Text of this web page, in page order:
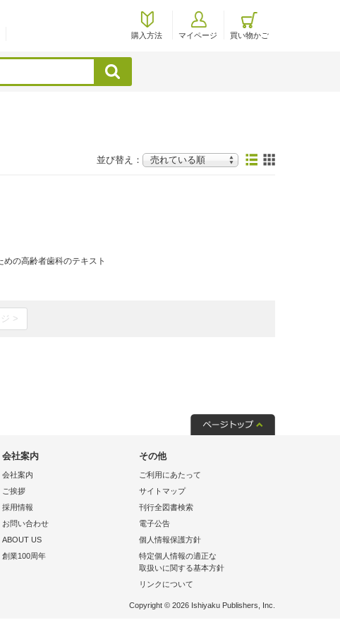
購入方法 マイページ 買い物かご
検索
並び替え：
の高齢者歯科のテキスト
>
会社案内
会社案内
ご挨拶
採用情報
お問い合わせ
ABOUT US
創業100周年
その他
ご利用にあたって
サイトマップ
刊行全図書検索
電子公告
個人情報保護方針
特定個人情報の適正な
取扱いに関する基本方針
リンクについて
Copyright © 2026 Ishiyaku Publishers, Inc.